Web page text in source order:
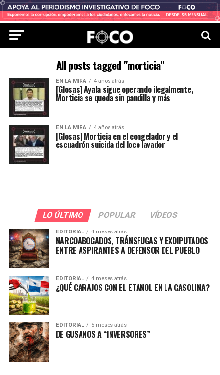
All posts tagged "morticia"
EN LA MIRA 4 años atrás
[Glosas] Ayala sigue operando ilegalmente,
Morticia se queda sin pandilla y más
EN LA MIRA 4 años atrás
[Glosas] Morticia en el congelador y el
escuadrón suicida del loco lavador
LO ÚLTIMO POPULAR VÍDEOS
EDITORIAL 4 meses atrás
NARCOABOGADOS, TRÁNSFUGAS Y EXDIPUTADOS
ENTRE ASPIRANTES A DEFENSOR DEL PUEBLO
EDITORIAL 4 meses atrás
¿QUÉ CARAJOS CON EL ETANOL EN LA GASOLINA?
EDITORIAL 5 meses atrás
DE GUSANOS A “INVERSORES”